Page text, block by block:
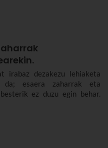
irabaz dezakezu lehiaketa
esaera zaharrak eta
ez duzu egin behar.